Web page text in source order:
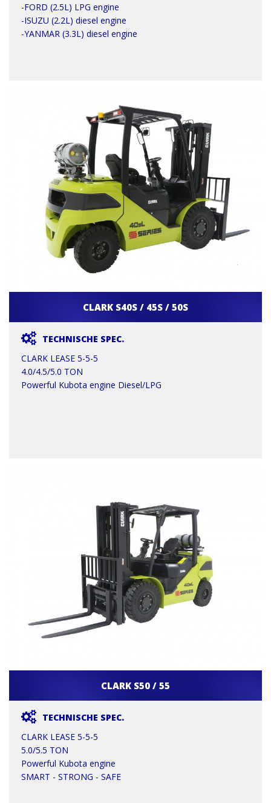
-FORD (2.5L) LPG engine
-ISUZU (2.2L) diesel engine
-YANMAR (3.3L) diesel engine
CLARK S40S / 45S / 50S
TECHNISCHE SPEC.
CLARK LEASE 5-5-5
4.0/4.5/5.0 TON
Powerful Kubota engine Diesel/LPG
CLARK S50 / 55
TECHNISCHE SPEC.
CLARK LEASE 5-5-5
5.0/5.5 TON
Powerful Kubota engine
SMART - STRONG - SAFE